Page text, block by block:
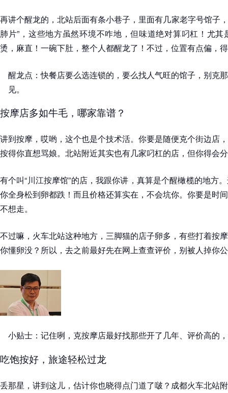
再讲个醒龙的，北站后面有条小巷子，里面有几家老字号馆子
肺片”，这些地方虽然环境不咋地，但味道绝对算叼杠！尤
烫，麻直！一碗下肚，整个人都醒龙了！不过，位置有点偏，
醒龙点：快餐店要么选连锁的，要么找人气旺的馆子，别克
见。
按摩店多如牛毛，哪家靠谱？
讲到按摩，哎哟，这个也是个技术活。你要是随便克个街边店
按得你直想骂娘。北站附近其实也有几家叼杠的店，但你得会
有个叫“川江按摩馆”的店，我跟你讲，真算是个醒橄榄的地方
你全身松到卵都跌！而且价格还算实在，不会坑你。你要是时
不想走。
不过嘛，火车北站这种地方，三脚猫的店子卵多，有些打着按
你懂卵没？所以，去之前最好先在网上查查评价，别被人掉你
小贴士：记住咧，克按摩店最好找那些开了几年、评价高的
吃饱按好，旅途轻松过龙
丢那星，讲到这儿，估计你也晓得点门道了啵？成都火车北站